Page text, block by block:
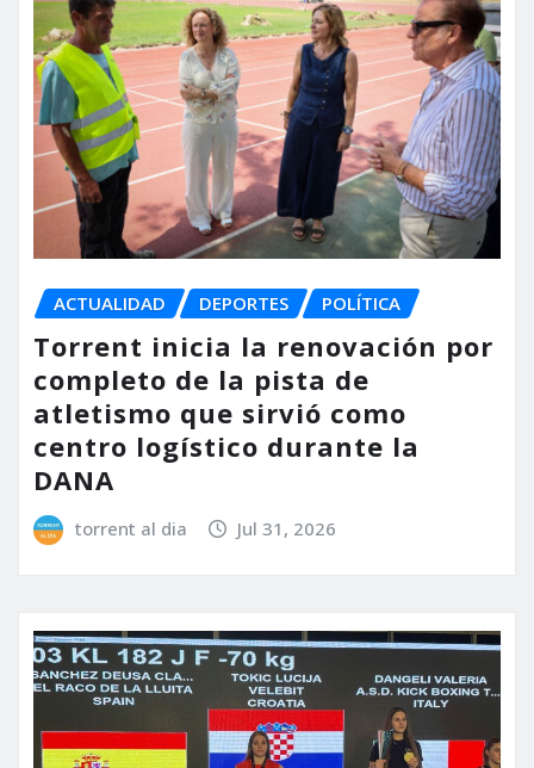
ACTUALIDAD DEPORTES POLÍTICA
Torrent inicia la renovación por
completo de la pista de
atletismo que sirvió como
centro logístico durante la
DANA
torrent al dia Jul 31, 2026